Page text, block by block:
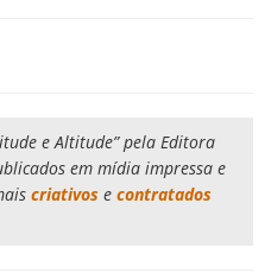
e Altitude” pela Editora
em mídia impressa e
criativos e contratados